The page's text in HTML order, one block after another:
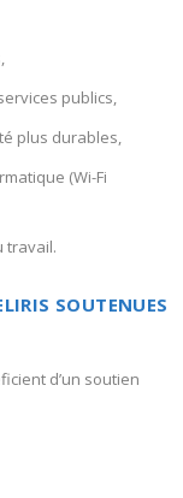
publics,
plus durables,
(Wi-Fi
travail.
SOUTENUES
d’un soutien